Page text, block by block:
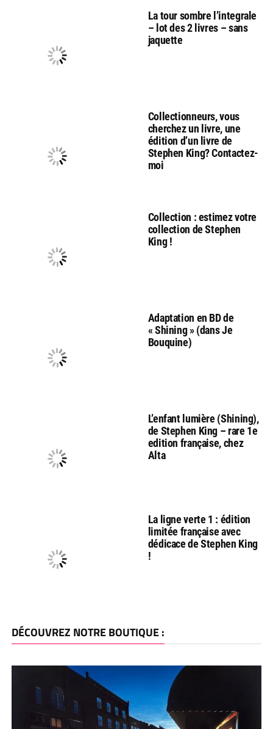
La tour sombre l’integrale
– lot des 2 livres – sans
jaquette
Collectionneurs, vous
cherchez un livre, une
édition d’un livre de
Stephen King? Contactez-
moi
Collection : estimez votre
collection de Stephen
King !
Adaptation en BD de
« Shining » (dans Je
Bouquine)
L’enfant lumière (Shining),
de Stephen King – rare 1e
edition française, chez
Alta
La ligne verte 1 : édition
limitée française avec
dédicace de Stephen King
!
DÉCOUVREZ NOTRE BOUTIQUE :